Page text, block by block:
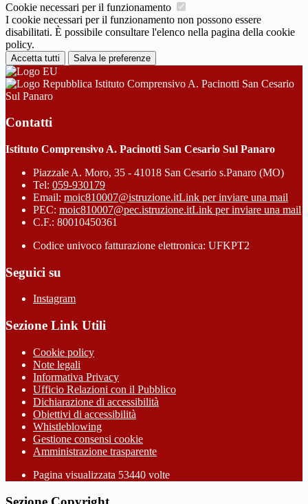
Cookie necessari per il funzionamento
I cookie necessari per il funzionamento non possono essere
disabilitati. È possibile consultare l'elenco nella pagina della cookie
policy.
Accetta tutti Salva le preferenze
Istituto Comprensivo A. Pacinotti San Cesario
Sul Panaro
Contatti
Istituto Comprensivo A. Pacinotti San Cesario Sul Panaro
Piazzale A. Moro, 35 - 41018 San Cesario s.Panaro (MO)
Tel: 059-930179
Email: moic810007@istruzione.itLink per inviare una mail
PEC: moic810007@pec.istruzione.itLink per inviare una mail
C.F.: 80010450361
Codice univoco fatturazione elettronica: UFKPT2
Seguici su
Instagram
Sezione Link Utili
Cookie policy
Note legali
Informativa Privacy
Ufficio Relazioni con il Pubblico
Dichiarazione di accessibilità
Obiettivi di accessibilità
Whistleblowing
Gestione consensi cookie
Amministrazione trasparente
Pagina visualizzata 53440 volte